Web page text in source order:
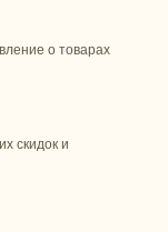
о товарах
скидок и